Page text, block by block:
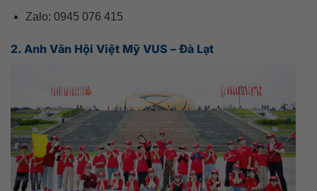
Zalo: 0945 076 415
2. Anh Văn Hội Việt Mỹ VUS – Đà Lạt